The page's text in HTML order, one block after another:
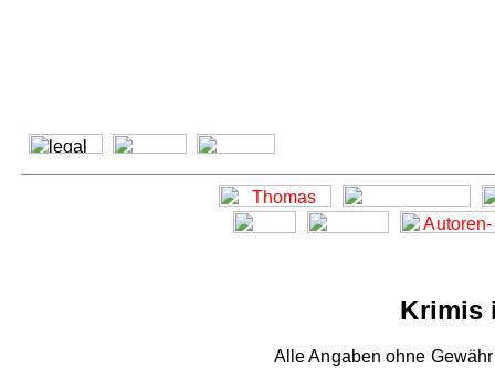
Krimis
Alle Angaben ohne